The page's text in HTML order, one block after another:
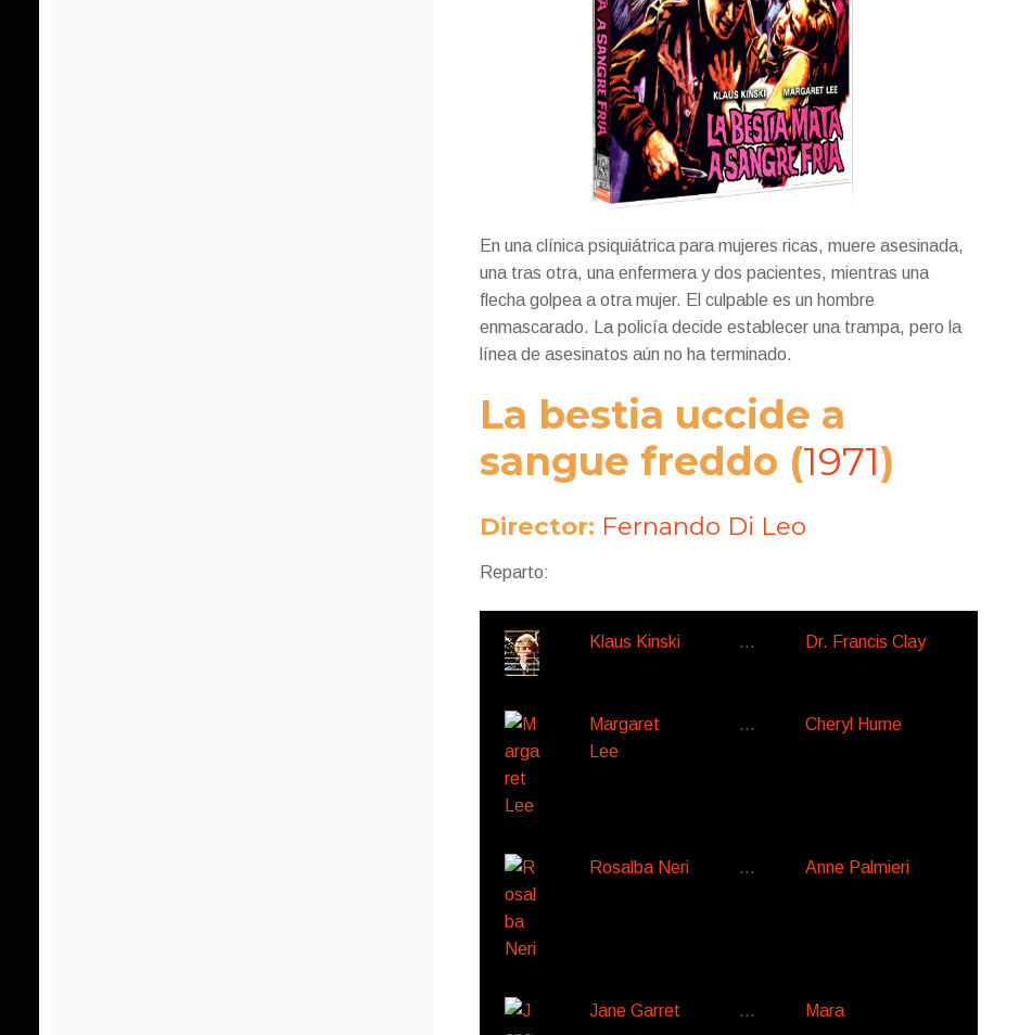
En una clínica psiquiátrica para mujeres ricas, muere asesinada,
una tras otra, una enfermera y dos pacientes, mientras una
flecha golpea a otra mujer. El culpable es un hombre
enmascarado.
La policía decide establecer una trampa, pero la
línea de asesinatos aún no ha terminado.
La bestia uccide a
sangue freddo (1971)
Director: Fernando Di Leo
Reparto:
Klaus Kinski … Dr. Francis Clay
Margaret
Lee
… Cheryl Hume
Rosalba Neri … Anne Palmieri
Jane Garret … Mara